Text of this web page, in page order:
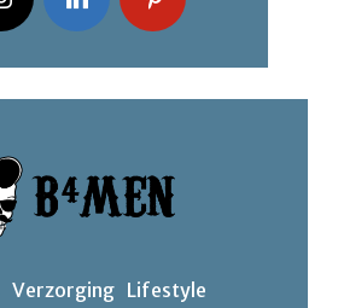
Verzorging Lifestyle